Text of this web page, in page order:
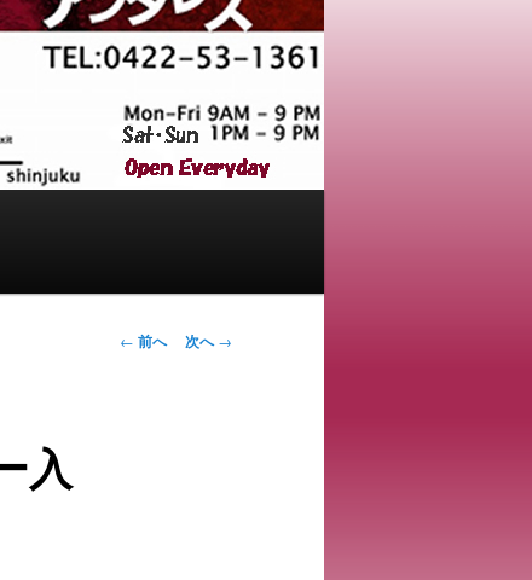
投
← 前へ 次へ→
入